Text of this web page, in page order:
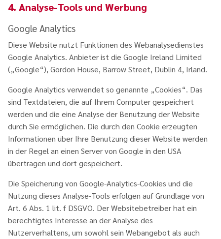
4. Analyse-Tools und Werbung
Google Analytics
Diese Website nutzt Funktionen des Webanalysedienstes
Google Analytics. Anbieter ist die Google Ireland Limited
(„Google“), Gordon House, Barrow Street, Dublin 4, Irland.
Google Analytics verwendet so genannte „Cookies“. Das
sind Textdateien, die auf Ihrem Computer gespeichert
werden und die eine Analyse der Benutzung der Website
durch Sie ermöglichen. Die durch den Cookie erzeugten
Informationen über Ihre Benutzung dieser Website werden
in der Regel an einen Server von Google in den USA
übertragen und dort gespeichert.
Die Speicherung von Google-Analytics-Cookies und die
Nutzung dieses Analyse-Tools erfolgen auf Grundlage von
Art. 6 Abs. 1 lit. f DSGVO. Der Websitebetreiber hat ein
berechtigtes Interesse an der Analyse des
Nutzerverhaltens, um sowohl sein Webangebot als auch